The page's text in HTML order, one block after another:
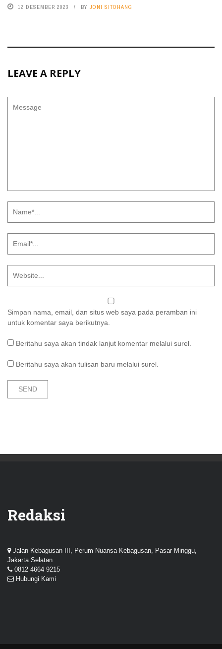
12 DESEMBER 2023 BY JONI SITOHANG
LEAVE A REPLY
Simpan nama, email, dan situs web saya pada peramban ini
untuk komentar saya berikutnya.
Beritahu saya akan tindak lanjut komentar melalui surel.
Beritahu saya akan tulisan baru melalui surel.
Redaksi
Jalan Kebagusan III, Perum Nuansa Kebagusan, Pasar Minggu,
Jakarta Selatan
0812 4664 9215
Hubungi Kami